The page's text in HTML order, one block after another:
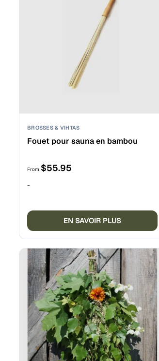
BROSSES & VIHTAS
Fouet pour sauna en bambou
From:$55.95
-
EN SAVOIR PLUS